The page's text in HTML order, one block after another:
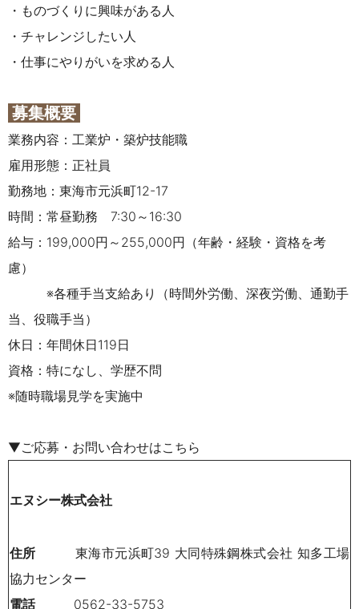
・ものづくりに興味がある人
・チャレンジしたい人
・仕事にやりがいを求める人
募集概要
業務内容：工業炉・築炉技能職
雇用形態：正社員
勤務地：東海市元浜町12-17
時間：常昼勤務 7:30～16:30
給与：199,000円～255,000円（年齢・経験・資格を考
慮）
※各種手当支給あり（時間外労働、深夜労働、通勤手
当、役職手当）
休日：年間休日119日
資格：特になし、学歴不問
※随時職場見学を実施中
▼ご応募・お問い合わせはこちら
エヌシー株式会社
住所 東海市元浜町39 大同特殊鋼株式会社 知多工場
協力センター
電話0562-33-5753